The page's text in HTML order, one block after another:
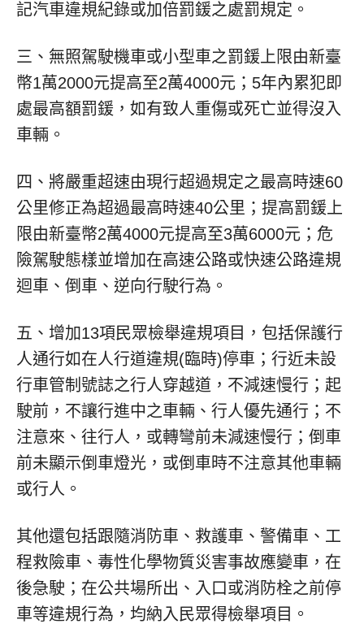
記汽車違規紀錄或加倍罰鍰之處罰規定。
三、無照駕駛機車或小型車之罰鍰上限由新臺
幣1萬2000元提高至2萬4000元；5年內累犯即
處最高額罰鍰，如有致人重傷或死亡並得沒入
車輛。
四、將嚴重超速由現行超過規定之最高時速60
公里修正為超過最高時速40公里；提高罰鍰上
限由新臺幣2萬4000元提高至3萬6000元；危
險駕駛態樣並增加在高速公路或快速公路違規
迴車、倒車、逆向行駛行為。
五、增加13項民眾檢舉違規項目，包括保護行
人通行如在人行道違規(臨時)停車；行近未設
行車管制號誌之行人穿越道，不減速慢行；起
駛前，不讓行進中之車輛、行人優先通行；不
注意來、往行人，或轉彎前未減速慢行；倒車
前未顯示倒車燈光，或倒車時不注意其他車輛
或行人。
其他還包括跟隨消防車、救護車、警備車、工
程救險車、毒性化學物質災害事故應變車，在
後急駛；在公共場所出、入口或消防栓之前停
車等違規行為，均納入民眾得檢舉項目。